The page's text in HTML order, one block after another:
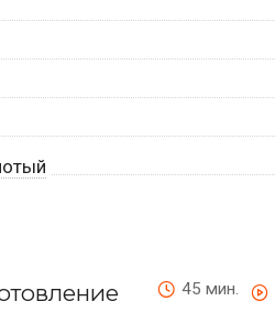
45 мин.